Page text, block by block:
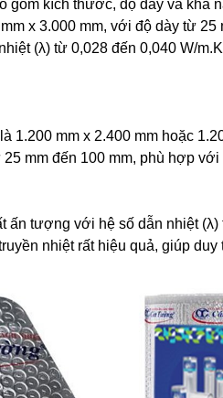
gồm kích thước, độ dày và khả
x 3.000 mm, với độ dày từ 25
(λ) từ 0,028 đến 0,040 W/
mm x 2.400 mm hoặc
mm đến 100 mm, phù hợp
ấn tượng với hệ số dẫn nhiệt
nhiệt rất hiệu quả, giúp